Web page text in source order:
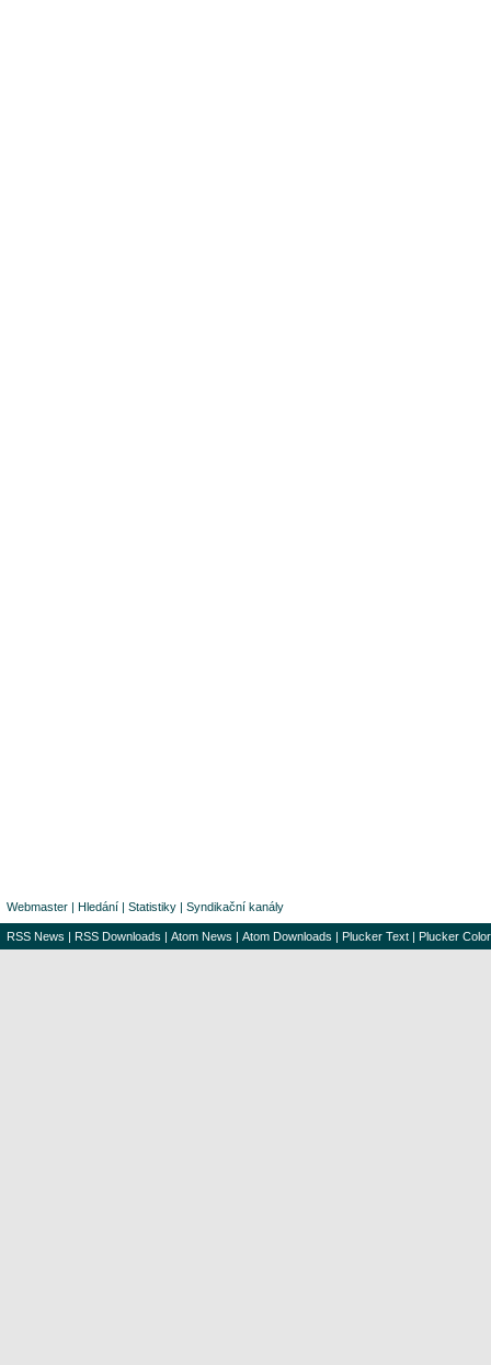
Webmaster | Hledání | Statistiky | Syndikační kanály
RSS News | RSS Downloads | Atom News | Atom Downloads | Plucker Text | Plucker Color